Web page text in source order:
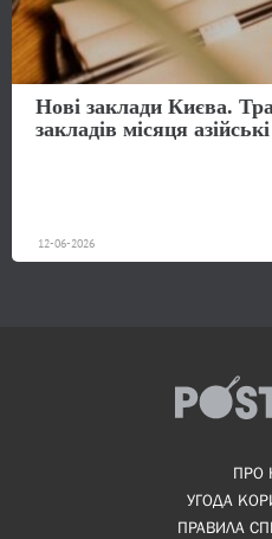
Нові заклади Києва.
закладів місяця
12-06-2026
ПРО
УГОДА
ПРАВИЛА